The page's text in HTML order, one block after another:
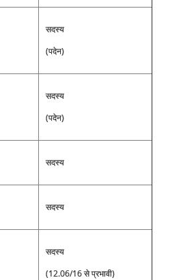
सदस्य
(पदेन)
सदस्य
(पदेन)
सदस्य
सदस्य
सदस्य
(12.06/16 से प्रभावी)